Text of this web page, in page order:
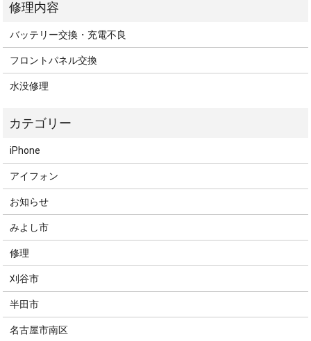
バッテリー交換・充電不良
フロントパネル交換
水没修理
iPhone
アイフォン
お知らせ
みよし市
修理
刈谷市
半田市
名古屋市南区